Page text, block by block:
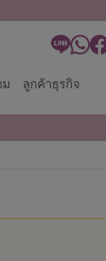
ม ลูกค้าธุรกิจ